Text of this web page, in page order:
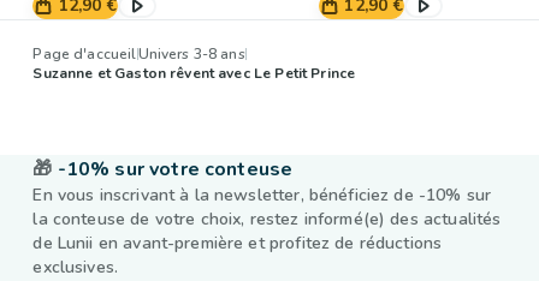
12,90 €
12,90 €
Page d'accueilUnivers 3-8 ans
Suzanne et Gaston rêvent avec Le Petit Prince
🎁 -10% sur votre conteuse
En vous inscrivant à la newsletter, bénéficiez de -10% sur
la conteuse de votre choix, restez informé(e) des actualités
de Lunii en avant-première et profitez de réductions
exclusives.